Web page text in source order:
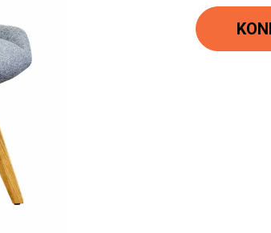
Měrná
cena: